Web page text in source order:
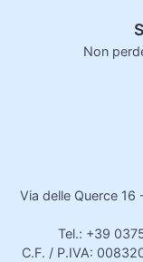
Non
Via delle Querce
Tel.: +39
C.F. / P.IVA: